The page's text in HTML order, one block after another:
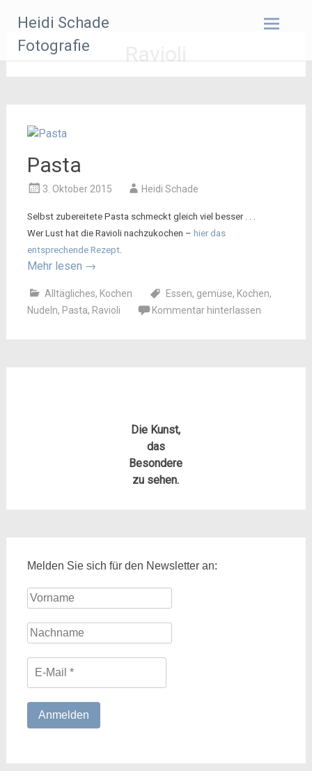
Inhalt
springen
Heidi Schade
Fotografie
Ravioli
Pasta
3. Oktober 2015 Heidi Schade
Selbst zubereitete Pasta schmeckt gleich viel besser . . .
Wer Lust hat die Ravioli nachzukochen – hier das
entsprechende Rezept.
Mehr lesen →
Alltägliches, Kochen Essen, gemüse, Kochen,
Nudeln, Pasta, Ravioli Kommentar hinterlassen
Die Kunst,
das
Besondere
zu sehen.
Melden Sie sich für den Newsletter an: